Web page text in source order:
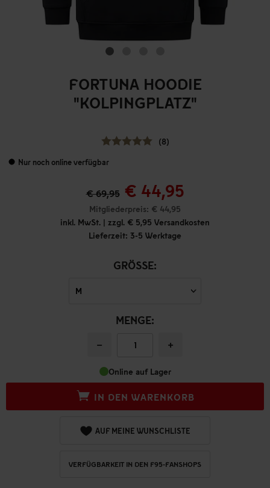
FORTUNA HOODIE
"KOLPINGPLATZ"
(8)
Nur noch online verfügbar
€ 69,95 € 44,95
Mitgliederpreis: € 44,95
inkl. MwSt. | zzgl. € 5,95 Versandkosten
Lieferzeit: 3-5 Werktage
GRÖSSE:
MENGE:
− +
Online auf Lager
IN DEN WARENKORB
AUF MEINE WUNSCHLISTE
VERFÜGBARKEIT IN DEN F95-FANSHOPS